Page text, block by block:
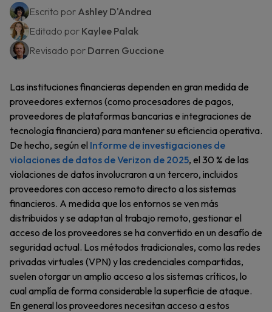
Escrito por Ashley D'Andrea
Editado por Kaylee Palak
Revisado por Darren Guccione
Las instituciones financieras dependen en gran medida de
proveedores externos (como procesadores de pagos,
proveedores de plataformas bancarias e integraciones de
tecnología financiera) para mantener su eficiencia operativa.
De hecho, según el Informe de investigaciones de
violaciones de datos de Verizon de 2025, el 30 % de las
violaciones de datos involucraron a un tercero, incluidos
proveedores con acceso remoto directo a los sistemas
financieros. A medida que los entornos se ven más
distribuidos y se adaptan al trabajo remoto, gestionar el
acceso de los proveedores se ha convertido en un desafío de
seguridad actual. Los métodos tradicionales, como las redes
privadas virtuales (VPN) y las credenciales compartidas,
suelen otorgar un amplio acceso a los sistemas críticos, lo
cual amplía de forma considerable la superficie de ataque.
En general los proveedores necesitan acceso a estos